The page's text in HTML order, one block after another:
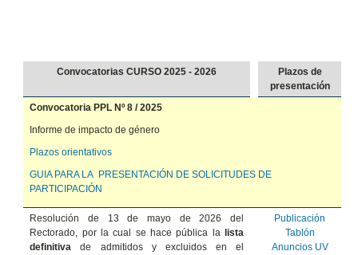
Convocatorias CURSO 2025 - 2026
Plazos de
presentación
Convocatoria PPL Nº 8 / 2025
Informe de impacto de género
Plazos orientativos
GUIA PARA LA PRESENTACIÓN DE SOLICITUDES DE
PARTICIPACIÓN
Resolución de 13 de mayo de 2026 del
Rectorado, por la cual se hace pública la lista
definitiva de admitidos y excluidos en el
Publicación
Tablón
Anuncios UV